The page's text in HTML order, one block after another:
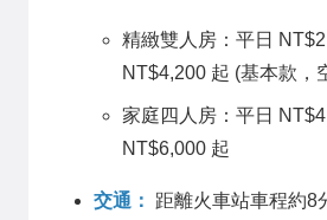
精緻雙人房：平日
NT$4,200 起 (基本款，
家庭四人房：平日
NT$6,000 起
交通：
距離火車站車程約8